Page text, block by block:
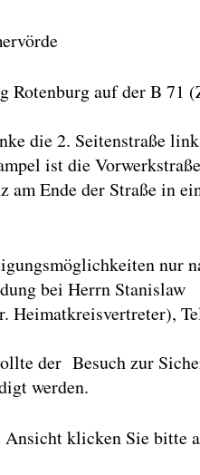
Rotenburg auf der B 71
die 2. Seitenstraße
ist die
am Ende der Straße in
nur
bei Herrn Stanislaw
Heimatkreisvertreter),
der Besuch zur
werden.
Ansicht klicken Sie bitte